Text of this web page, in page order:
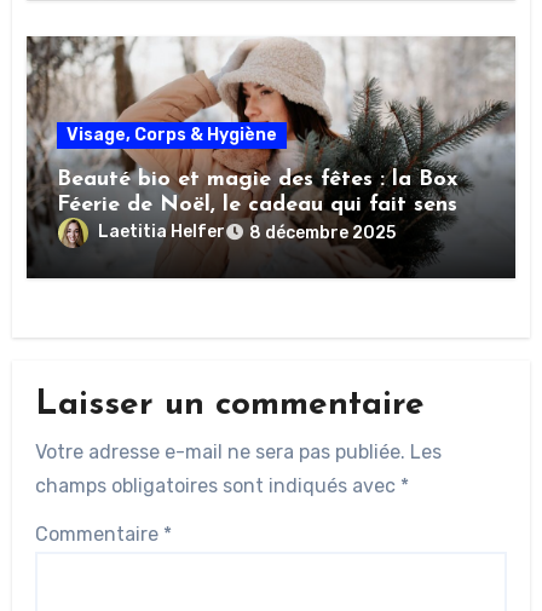
Visage, Corps & Hygiène
Beauté bio et magie des fêtes : la Box
Féerie de Noël, le cadeau qui fait sens
Laetitia Helfer 8 décembre 2025
Laisser un commentaire
Votre adresse e-mail ne sera pas publiée. Les
champs obligatoires sont indiqués avec *
Commentaire *